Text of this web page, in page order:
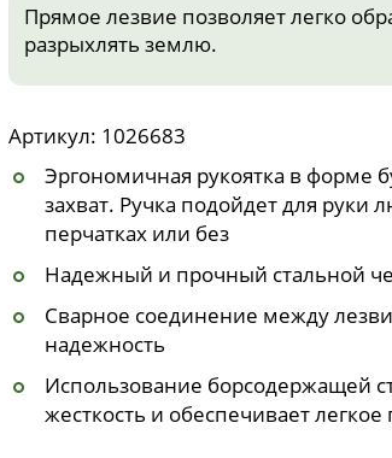
Прямое лезвие позволяет легко
разрыхлять землю.
Артикул: 1026683
Эргономичная рукоятка в форме
захват. Ручка подойдет для руки
перчатках или без
Надежный и прочный стальной
Сварное соединение между
надежность
Использование борсодержащей
жесткость и обеспечивает